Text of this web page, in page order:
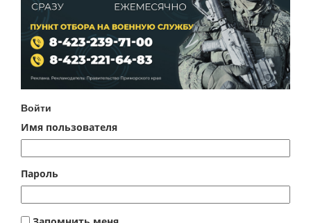
Войти
Имя пользователя
Пароль